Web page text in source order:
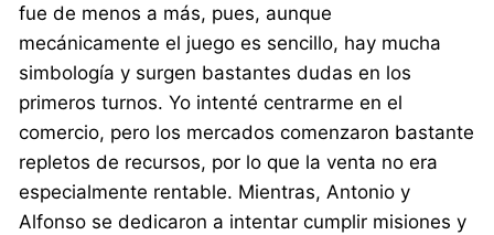
fue de menos a más, pues, aunque
mecánicamente el juego es sencillo, hay mucha
simbología y surgen bastantes dudas en los
primeros turnos. Yo intenté centrarme en el
comercio, pero los mercados comenzaron bastante
repletos de recursos, por lo que la venta no era
especialmente rentable. Mientras, Antonio y
Alfonso se dedicaron a intentar cumplir misiones y